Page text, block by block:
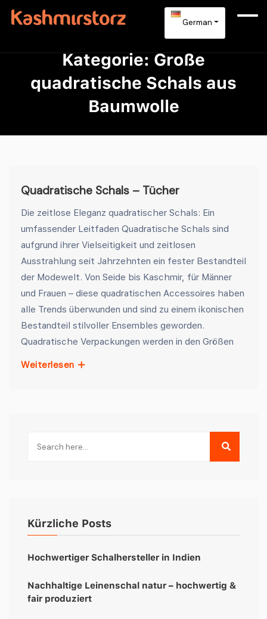
German
Kategorie: Große
quadratische Schals aus
Baumwolle
Quadratische Schals – Tücher
Die zeitlose Eleganz quadratischer Schals: Ein
umfassender Leitfaden Quadratische Schals sind
aufgrund ihrer Vielseitigkeit und zeitlosen
Ausstrahlung seit Jahrzehnten ein fester Bestandteil
der Modewelt. Von Seide bis Kaschmir, für Männer
und Frauen – diese quadratischen Accessoires haben
alle Trends überwunden und sind zu einem ikonischen
Bestandteil stilvoller Ensembles geworden.
Quadratische Verpackungen werden in den Größen
Weiterlesen
Kürzliche Posts
Hochwertiger Schalhersteller in Indien
Nachhaltige Leinenschal natur – hochwertig &
fair produziert